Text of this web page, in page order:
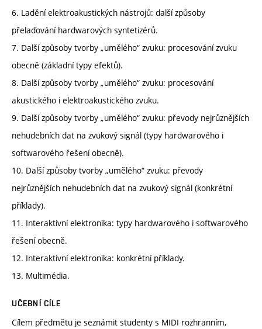
6. Ladění elektroakustických nástrojů: další způsoby
přelaďování hardwarových syntetizérů.
7. Další způsoby tvorby „umělého“ zvuku: procesování zvuku
obecně (základní typy efektů).
8. Další způsoby tvorby „umělého“ zvuku: procesování
akustického i elektroakustického zvuku.
9. Další způsoby tvorby „umělého“ zvuku: převody nejrůznějších
nehudebních dat na zvukový signál (typy hardwarového i
softwarového řešení obecně).
10. Další způsoby tvorby „umělého“ zvuku: převody
nejrůznějších nehudebních dat na zvukový signál (konkrétní
příklady).
11. Interaktivní elektronika: typy hardwarového i softwarového
řešení obecně.
12. Interaktivní elektronika: konkrétní příklady.
13. Multimédia.
UČEBNÍ CÍLE
Cílem předmětu je seznámit studenty s MIDI rozhranním,